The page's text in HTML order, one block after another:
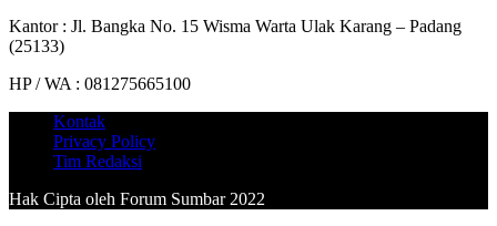
Kantor : Jl. Bangka No. 15 Wisma Warta Ulak Karang – Padang
(25133)
HP / WA : 081275665100
Kontak
Privacy Policy
Tim Redaksi
Hak Cipta oleh Forum Sumbar 2022